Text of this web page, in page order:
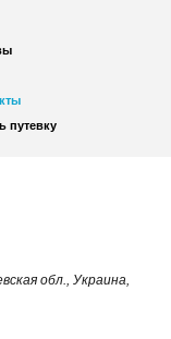
путевку
обл., Украина,